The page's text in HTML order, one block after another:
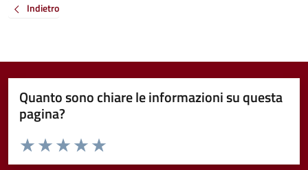
Indietro
Quanto sono chiare le informazioni su questa
pagina?
Valuta da 1 a 5 stelle la pagina
Valuta 5 stelle su 5
Valuta 4 stelle su 5
Valuta 3 stelle su 5
Valuta 2 stelle su 5
Valuta 1 stelle su 5